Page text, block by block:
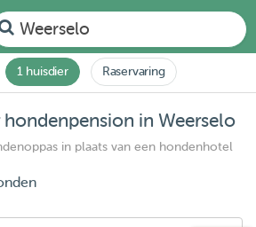
Weerselo
1 huisdier Raservaring
in Weerselo
in plaats van een hondenhotel